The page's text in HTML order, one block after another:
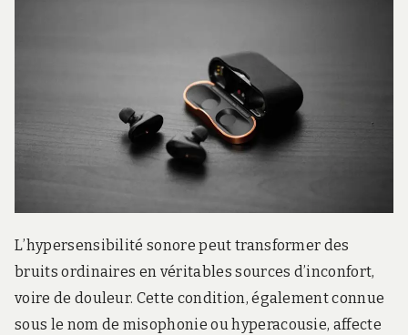
L’hypersensibilité sonore peut transformer des
bruits ordinaires en véritables sources d’inconfort,
voire de douleur. Cette condition, également connue
sous le nom de misophonie ou hyperacousie, affecte